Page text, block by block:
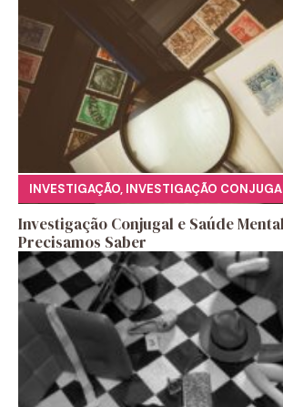
INVESTIGAÇÃO, INVESTIGAÇÃO
Investigação Conjugal e Saúde
Precisamos Saber